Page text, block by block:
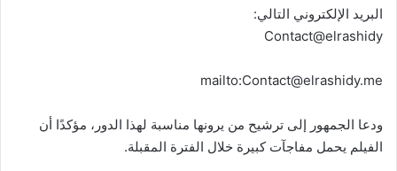
البريد الإلكتروني التالي:
Contact@elrashidy
mailto:Contact@elrashidy.me
ودعا الجمهور إلى ترشيح من يرونها مناسبة لهذا الدور، مؤكدًا أن
الفيلم يحمل مفاجآت كبيرة خلال الفترة المقبلة.